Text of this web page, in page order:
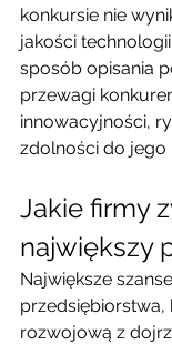
konkursie nie
jakości
sposób opisania
przewagi
innowacyjności,
zdolności do jego
Jakie firmy
największy
Największe
przedsiębiorstwa,
rozwojową z